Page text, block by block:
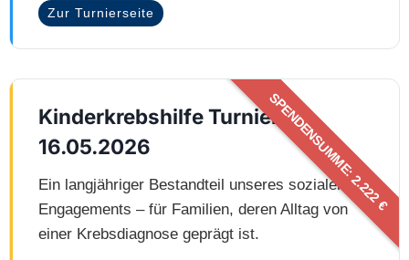
Zur Turnierseite
SPENDENSUMME: 2.222 €
Kinderkrebshilfe Turnier ·
16.05.2026
Ein langjähriger Bestandteil unseres sozialen
Engagements – für Familien, deren Alltag von
einer Krebsdiagnose geprägt ist.